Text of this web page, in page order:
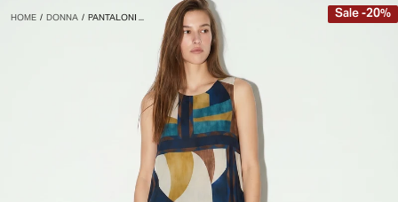
HOME/DONNA/PANTALONI ... Sale-20%